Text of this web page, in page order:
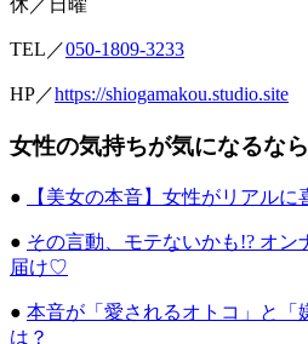
休／日曜
TEL／050-1809-3233
HP／https://shiogamakou.studio.site
女性の気持ちが気になるな
● 【美女の本音】女性がリアルに
● その言動、モテないかも!? オン
届け♡
● 本音が「愛されるオトコ」と「
は？